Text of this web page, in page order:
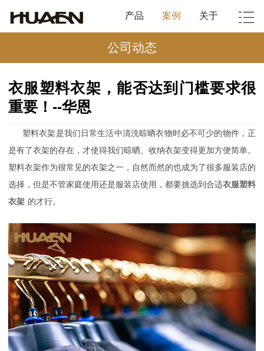
产品 案例 关于
公司动态
衣服塑料衣架，能否达到门槛要求很
重要！--华恩
塑料衣架是我们日常生活中清洗晾晒衣物时必不可少的物件，正
是有了衣架的存在，才使得我们晾晒、收纳衣架变得更加方便简单。
塑料衣架作为很常见的衣架之一，自然而然的也成为了很多服装店的
选择，但是不管家庭使用还是服装店使用，都要挑选到合适衣服塑料
衣架 的才行。